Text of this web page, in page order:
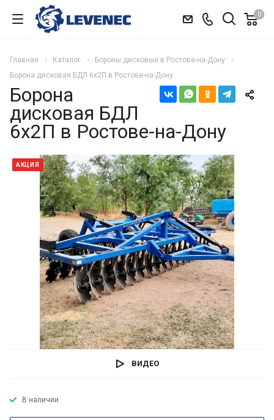
0
Главная Каталог
Бороны дисковые в Ростове-на-Дону
Борона дисковая БДЛ 6х2П в Ростове-на-Дону
Борона
дисковая БДЛ
6х2П в Ростове-на-Дону
АКЦИЯ
ВИДЕО
В наличии